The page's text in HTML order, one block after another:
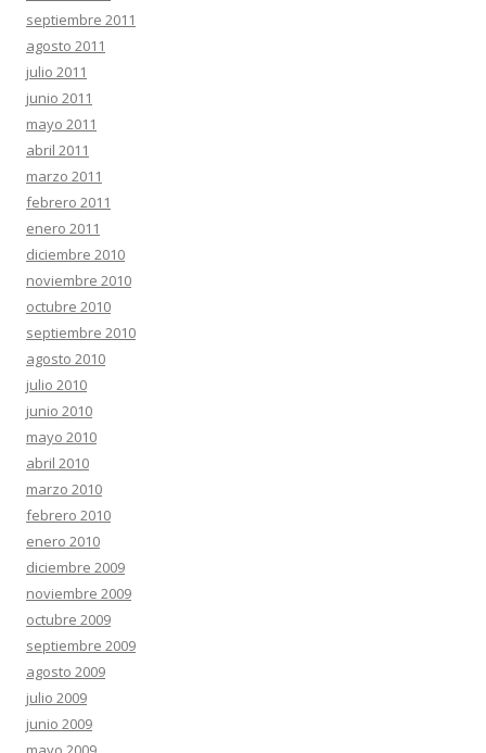
septiembre 2011
agosto 2011
julio 2011
junio 2011
mayo 2011
abril 2011
marzo 2011
febrero 2011
enero 2011
diciembre 2010
noviembre 2010
octubre 2010
septiembre 2010
agosto 2010
julio 2010
junio 2010
mayo 2010
abril 2010
marzo 2010
febrero 2010
enero 2010
diciembre 2009
noviembre 2009
octubre 2009
septiembre 2009
agosto 2009
julio 2009
junio 2009